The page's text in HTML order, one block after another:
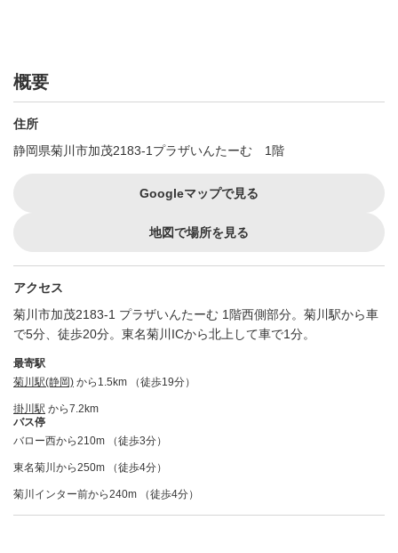
概要
住所
静岡県菊川市加茂2183-1プラザいんたーむ 1階
Googleマップで見る
地図で場所を見る
アクセス
菊川市加茂2183-1 プラザいんたーむ 1階西側部分。菊川駅から車
で5分、徒歩20分。東名菊川ICから北上して車で1分。
最寄駅
菊川駅(静岡) から1.5km （徒歩19分）
掛川駅 から7.2km
バス停
バロー西から210m （徒歩3分）
東名菊川から250m （徒歩4分）
菊川インター前から240m （徒歩4分）